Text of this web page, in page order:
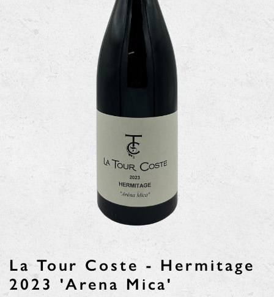
La Tour Coste - Hermitage
2023 'Arena Mica'